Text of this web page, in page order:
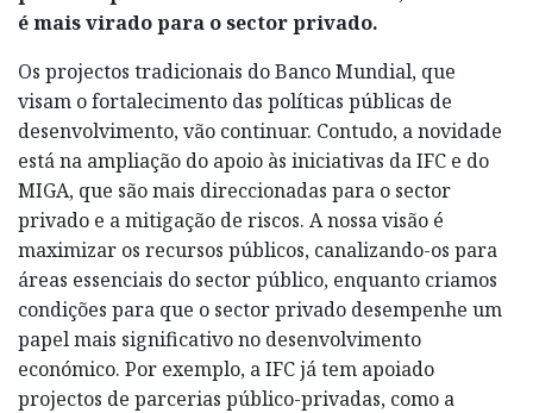
é mais virado para o sector privado.
Os projectos tradicionais do Banco Mundial, que
visam o fortalecimento das políticas públicas de
desenvolvimento, vão continuar. Contudo, a novidade
está na ampliação do apoio às iniciativas da IFC e do
MIGA, que são mais direccionadas para o sector
privado e a mitigação de riscos. A nossa visão é
maximizar os recursos públicos, canalizando-os para
áreas essenciais do sector público, enquanto criamos
condições para que o sector privado desempenhe um
papel mais significativo no desenvolvimento
económico. Por exemplo, a IFC já tem apoiado
projectos de parcerias público-privadas, como a